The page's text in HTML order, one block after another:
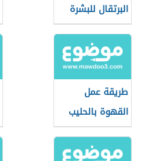
البرتقال للبشرة
طريقة عمل
القهوة بالحليب